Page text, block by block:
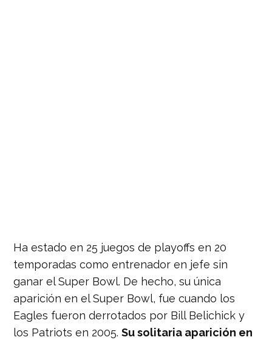
Ha estado en 25 juegos de playoffs en 20
temporadas como entrenador en jefe sin
ganar el Super Bowl. De hecho, su única
aparición en el Super Bowl, fue cuando los
Eagles fueron derrotados por Bill Belichick y
los Patriots en 2005.Su solitaria aparición en